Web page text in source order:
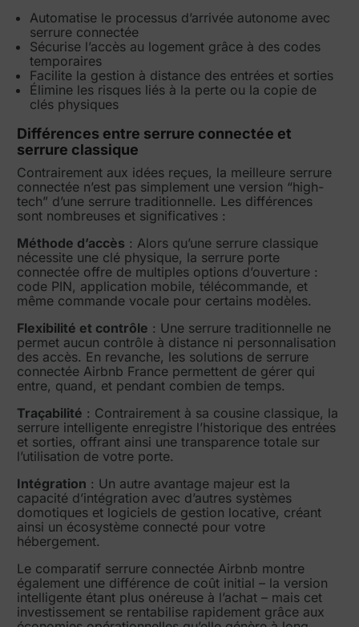
Automatise le processus d’arrivée autonome avec
serrure connectée
Sécurise l’accès au logement grâce à des codes
temporaires
Facilite la gestion à distance des entrées et sorties
Élimine les risques liés à la perte ou la copie de
clés physiques
Différences entre serrure connectée et
serrure classique
Contrairement aux idées reçues, la meilleure serrure
connectée n’est pas simplement une version “high-
tech” d’une serrure traditionnelle. Les différences
sont nombreuses et significatives :
Méthode d’accès : Alors qu’une serrure classique
nécessite une clé physique, la serrure porte
connectée offre de multiples options d’ouverture :
code PIN, application mobile, télécommande, et
même commande vocale pour certains modèles.
Flexibilité et contrôle : Une serrure traditionnelle ne
permet aucun contrôle à distance ni personnalisation
des accès. En revanche, les solutions de serrure
connectée Airbnb France permettent de gérer qui
entre, quand, et pendant combien de temps.
Traçabilité : Contrairement à sa cousine classique, la
serrure intelligente enregistre l’historique des entrées
et sorties, offrant ainsi une transparence totale sur
l’utilisation de votre porte.
Intégration : Un autre avantage majeur est la
capacité d’intégration avec d’autres systèmes
domotiques et logiciels de gestion locative, créant
ainsi un écosystème connecté pour votre
hébergement.
Le comparatif serrure connectée Airbnb montre
également une différence de coût initial – la version
intelligente étant plus onéreuse à l’achat – mais cet
investissement se rentabilise rapidement grâce aux